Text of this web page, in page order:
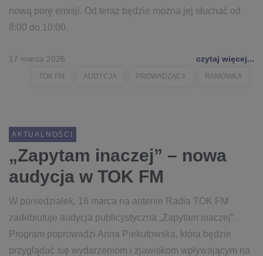
nową porę emisji. Od teraz będzie można jej słuchać od
8:00 do 10:00.
17 marca 2026 czytaj więcej...
TOK FM AUDYCJA PROWADZĄCY RAMÓWKA
AKTUALNOŚCI
„Zapytam inaczej” – nowa
audycja w TOK FM
W poniedziałek, 16 marca na antenie Radia TOK FM
zadebiutuje audycja publicystyczna „Zapytam inaczej”.
Program poprowadzi Anna Piekutowska, która będzie
przyglądać się wydarzeniom i zjawiskom wpływającym na